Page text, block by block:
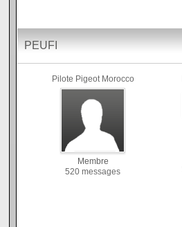
PEUFI
Pilote Pigeot Morocco
Membre
520 messages